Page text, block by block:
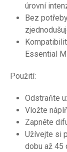
úrovní
Bez
Essential
Použití:
Odstraňte
Vložte
Zapněte
Užívejte si
dobu až 45